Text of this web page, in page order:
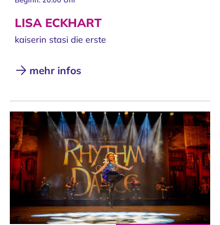
LISA ECKHART
kaiserin stasi die erste
mehr infos